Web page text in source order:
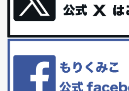
更年期を穏やかに乗りきるために今でき
アラフィフからの体と心の整え方。 私
といった更年期症状はまだ...
白髪・美容・免疫力、現代人に足りな
リーブオイルorごま油をたらす。&n...